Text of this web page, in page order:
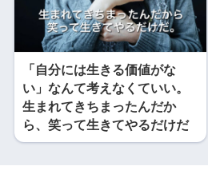
「自分には生きる価値がな
い」なんて考えなくていい。
生まれてきちまったんだか
ら、笑って生きてやるだけだ